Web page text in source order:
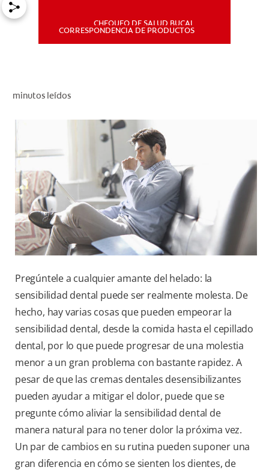
PARA PROFESIONALES
DÓNDE COMPRAR
UY (ES)
SUSCRIBITE
CHEQUEO DE SALUD BUCAL
CORRESPONDENCIA DE PRODUCTOS
minutos leídos
Pregúntele a cualquier amante del helado: la
sensibilidad dental puede ser realmente molesta. De
hecho, hay varias cosas que pueden empeorar la
sensibilidad dental, desde la comida hasta el cepillado
dental, por lo que puede progresar de una molestia
menor a un gran problema con bastante rapidez. A
pesar de que las cremas dentales desensibilizantes
pueden ayudar a mitigar el dolor, puede que se
pregunte cómo aliviar la sensibilidad dental de
manera natural para no tener dolor la próxima vez.
Un par de cambios en su rutina pueden suponer una
gran diferencia en cómo se sienten los dientes, de